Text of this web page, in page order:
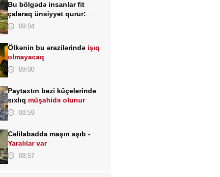
Bu bölgədə insanlar fit
çalaraq ünsiyyət qurur:
əsrlərdir yaşadılan unikal dil
09:04
Ölkənin bu ərazilərində işıq
olmayacaq
09:00
Paytaxtın bəzi küçələrində
sıxlıq müşahidə olunur
08:59
Cəlilabadda maşın aşıb -
Yaralılar var
08:57